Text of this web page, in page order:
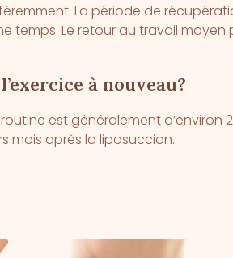
La période de
temps. Le retour au travail moyen
à nouveau?
est généralement d’environ
mois après la liposuccion.